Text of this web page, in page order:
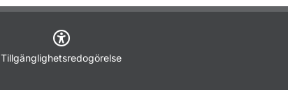
Tillgänglighetsredogörelse